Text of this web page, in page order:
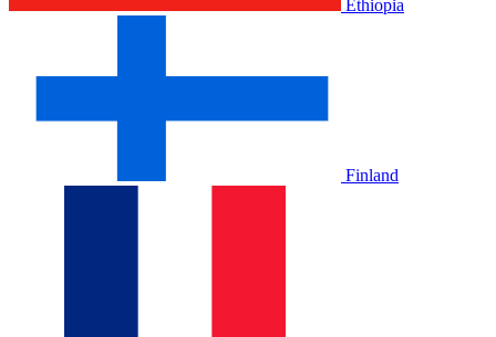
Ethiopia
Finland